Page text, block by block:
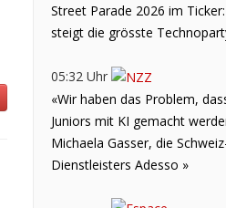
Street Parade 2026 im
steigt die grösste
05:32 Uhr
«Wir haben das Problem,
Juniors mit KI gemacht
Michaela Gasser, die
Dienstleisters Adesso »